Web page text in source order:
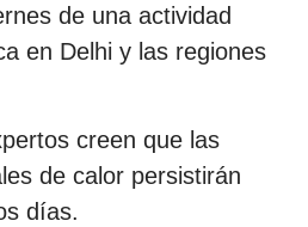
de una actividad
en Delhi y las regiones
creen que las
de calor persistirán
días.